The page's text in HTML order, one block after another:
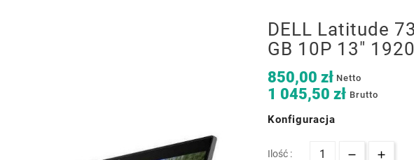
DELL Latitude
GB 10P 13"
850,00 zł Netto
1 045,50 zł Brutto
Konfiguracja
Ilość :